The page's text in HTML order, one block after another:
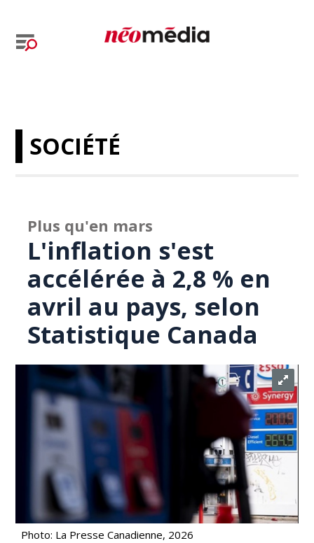
SOCIÉTÉ
Plus qu'en mars
L'inflation s'est
accélérée à 2,8 % en
avril au pays, selon
Statistique Canada
Photo: La Presse Canadienne, 2026